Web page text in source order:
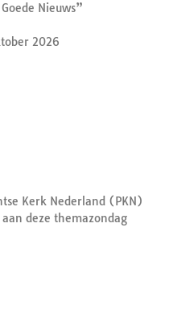
Nieuws”
2026
Kerk Nederland (PKN)
deze themazondag